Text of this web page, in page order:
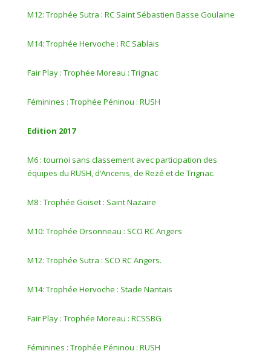
M12: Trophée Sutra : RC Saint Sébastien Basse Goulaine
M14: Trophée Hervoche : RC Sablais
Fair Play : Trophée Moreau : Trignac
Féminines : Trophée Péninou : RUSH
Edition 2017
M6 : tournoi sans classement avec participation des
équipes du RUSH, d’Ancenis, de Rezé et de Trignac.
M8 : Trophée Goiset : Saint Nazaire
M10: Trophée Orsonneau : SCO RC Angers
M12: Trophée Sutra : SCO RC Angers.
M14: Trophée Hervoche : Stade Nantais
Fair Play : Trophée Moreau : RCSSBG
Féminines : Trophée Péninou : RUSH